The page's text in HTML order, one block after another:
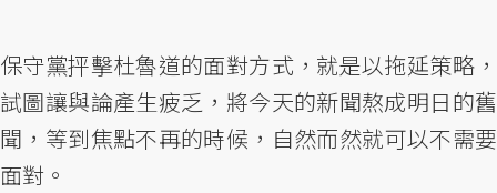
保守黨抨擊杜魯道的面對方式，就是以拖延策略，
試圖讓與論產生疲乏，將今天的新聞熬成明日的舊
聞，等到焦點不再的時候，自然而然就可以不需要
面對。